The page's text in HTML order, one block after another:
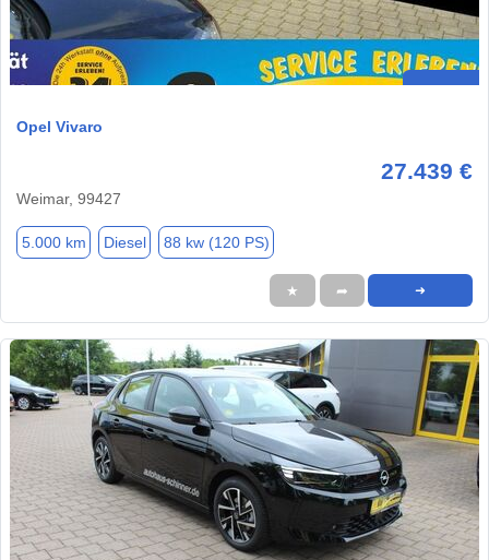
Opel Vivaro
27.439 €
Weimar, 99427
5.000 km Diesel 88 kw (120 PS)
★ ➦ ➜